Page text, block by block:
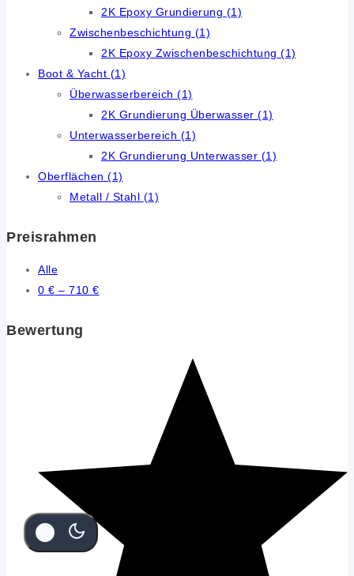
2K Epoxy Grundierung (1)
Zwischenbeschichtung (1)
2K Epoxy Zwischenbeschichtung (1)
Boot & Yacht (1)
Überwasserbereich (1)
2K Grundierung Überwasser (1)
Unterwasserbereich (1)
2K Grundierung Unterwasser (1)
Oberflächen (1)
Metall / Stahl (1)
Preisrahmen
Alle
0 € – 710 €
Bewertung